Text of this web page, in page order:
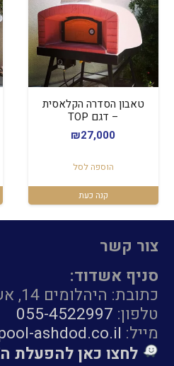
טאבון הסדרה הקלאסית
– דגם TOP
₪27,000
הוספה לסל
קנה כעת
צור קשר
סניף אשדוד:
כתובת: היהלומים 14, אשדוד
טלפון: 055-4522997
מייל: ashdod.co.il
לחצו כאן להפעלת הWAZE